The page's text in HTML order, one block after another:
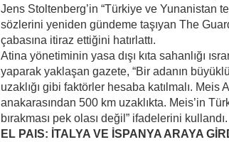
Jens Stoltenberg’in “Türkiye ve Yunanistan
sözlerini yeniden gündeme taşıyan The
çabasına itiraz ettiğini hatırlattı.
Atina yönetiminin yasa dışı kıta sahanlığı
yaparak yaklaşan gazete, “Bir adanın
uzaklığı gibi faktörler hesaba katılmalı. Meis
anakarasından 500 km uzaklıkta. Meis’in
bırakması pek olası değil” ifadelerini kullandı.
EL PAIS: İTALYA VE İSPANYA ARAYA